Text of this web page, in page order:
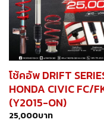
โช้คอัพ DRIFT
HONDA CIVIC FC/
(Y2015-ON)
25,000บาท